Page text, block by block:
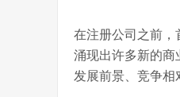
在注册公司之前，
涌现出许多新的商
发展前景、竞争相